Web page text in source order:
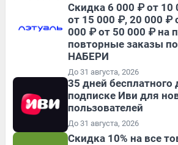
Скидка 6 000 ₽ от 10
от 15 000 ₽, 20 000 ₽
000 ₽ от 50 000 ₽ на
повторные заказы
НАБЕРИ
До 31 августа, 2026
35 дней бесплатного
подписке Иви для
пользователей
До 31 августа, 2026
Скидка 10% на все